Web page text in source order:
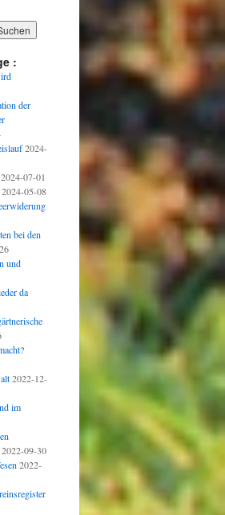
:
der
2024-
2024-07-01
2024-05-08
bei den
und
da
2022-12-
im
2022-09-30
2022-